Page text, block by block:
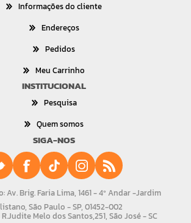
Informações do cliente
Endereços
Pedidos
Meu Carrinho
INSTITUCIONAL
Pesquisa
Quem somos
SIGA-NOS
Av. Brig. Faria Lima, 1461 - 4º Andar -Jardim
São Paulo - SP, 01452-002
R.Judite Melo dos Santos,251, São José - SC